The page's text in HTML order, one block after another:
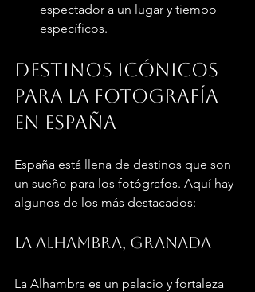
espectador a un lugar y tiempo
específicos.
Destinos icónicos
para la fotografía
en España
España está llena de destinos que son
un sueño para los fotógrafos. Aquí hay
algunos de los más destacados:
La Alhambra, Granada
La Alhambra es un palacio y fortaleza